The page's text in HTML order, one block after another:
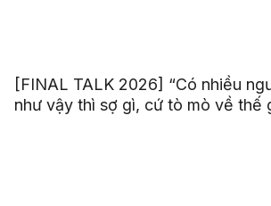
[FINAL TALK 2026] “Có nhiều
như vậy thì sợ gì, cứ tò mò về thế